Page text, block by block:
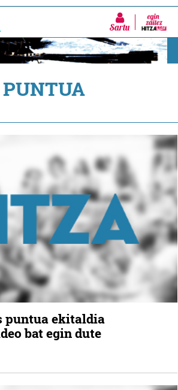
Sartu
PUNTUA
puntua ekitaldia
bat egin dute